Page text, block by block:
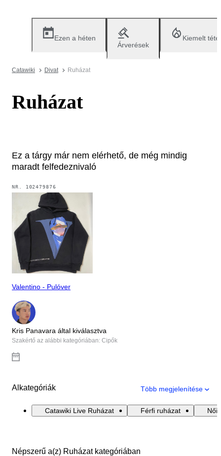
Ezen a héten
Árverések
Kiemelt
Catawiki Divat Ruházat
Ruházat
Ez a tárgy már nem elérhető, de még mindig
maradt felfedeznivaló
NR. 102479876
Valentino - Pulóver
Kris Panavara által kiválasztva
Szakértő az alábbi kategóriában: Cipők
Alkategóriák Több megjelenítése
Catawiki Live Ruházat Férfi ruházat Női
Népszerű a(z) Ruházat kategóriában